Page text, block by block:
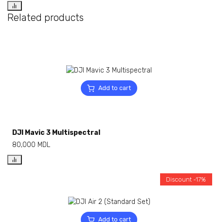
Related products
Add to cart
DJI Mavic 3 Multispectral
80,000 MDL
Add to cart
Discount -17%